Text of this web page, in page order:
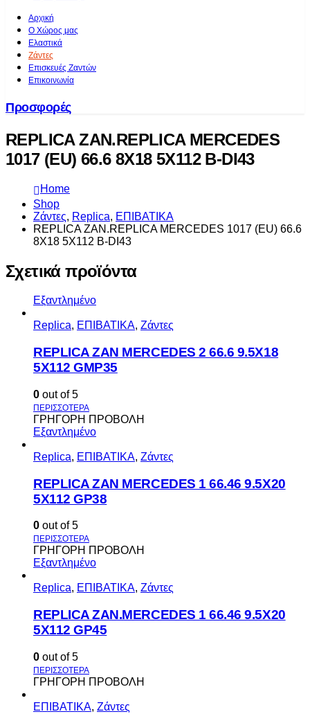
Αρχική
Ο Χώρος μας
Ελαστικά
Ζάντες
Επισκευές Ζαντών
Επικοινωνία
Προσφορές
REPLICA ZAN.REPLICA MERCEDES
1017 (EU) 66.6 8X18 5X112 B-DI43
Home
Shop
Ζάντες, Replica, ΕΠΙΒΑΤΙΚΑ
REPLICA ZAN.REPLICA MERCEDES 1017 (EU) 66.6
8X18 5X112 B-DI43
Σχετικά προϊόντα
Εξαντλημένο
Replica, ΕΠΙΒΑΤΙΚΑ, Ζάντες
REPLICA ZAN MERCEDES 2 66.6 9.5X18
5X112 GMP35
0 out of 5
ΓΡΗΓΟΡΗ ΠΡΟΒΟΛΗ
Εξαντλημένο
Replica, ΕΠΙΒΑΤΙΚΑ, Ζάντες
REPLICA ZAN MERCEDES 1 66.46 9.5X20
5X112 GP38
0 out of 5
ΓΡΗΓΟΡΗ ΠΡΟΒΟΛΗ
Εξαντλημένο
Replica, ΕΠΙΒΑΤΙΚΑ, Ζάντες
REPLICA ZAN.MERCEDES 1 66.46 9.5X20
5X112 GP45
0 out of 5
ΓΡΗΓΟΡΗ ΠΡΟΒΟΛΗ
ΕΠΙΒΑΤΙΚΑ, Ζάντες